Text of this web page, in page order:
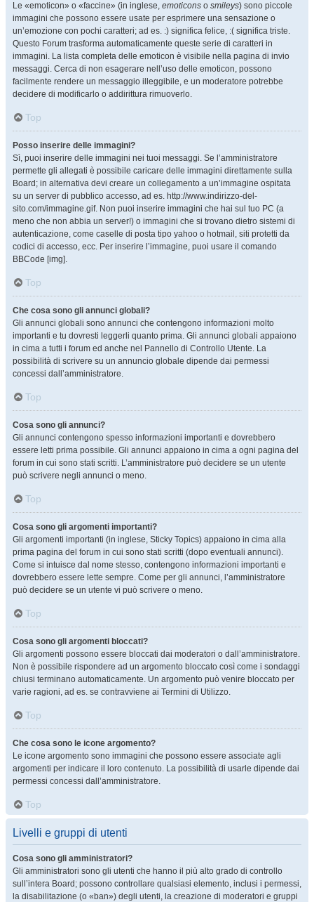
Le «emoticon» o «faccine» (in inglese, emoticons o smileys) sono piccole
immagini che possono essere usate per esprimere una sensazione o
un’emozione con pochi caratteri; ad es. :) significa felice, :( significa triste.
Questo Forum trasforma automaticamente queste serie di caratteri in
immagini. La lista completa delle emoticon è visibile nella pagina di invio
messaggi. Cerca di non esagerare nell’uso delle emoticon, possono
facilmente rendere un messaggio illeggibile, e un moderatore potrebbe
decidere di modificarlo o addirittura rimuoverlo.
Top
Posso inserire delle immagini?
Sì, puoi inserire delle immagini nei tuoi messaggi. Se l’amministratore
permette gli allegati è possibile caricare delle immagini direttamente sulla
Board; in alternativa devi creare un collegamento a un’immagine ospitata
su un server di pubblico accesso, ad es. http://www.indirizzo-del-
sito.com/immagine.gif. Non puoi inserire immagini che hai sul tuo PC (a
meno che non abbia un server!) o immagini che si trovano dietro sistemi di
autenticazione, come caselle di posta tipo yahoo o hotmail, siti protetti da
codici di accesso, ecc. Per inserire l’immagine, puoi usare il comando
BBCode [img].
Top
Che cosa sono gli annunci globali?
Gli annunci globali sono annunci che contengono informazioni molto
importanti e tu dovresti leggerli quanto prima. Gli annunci globali appaiono
in cima a tutti i forum ed anche nel Pannello di Controllo Utente. La
possibilità di scrivere su un annuncio globale dipende dai permessi
concessi dall’amministratore.
Top
Cosa sono gli annunci?
Gli annunci contengono spesso informazioni importanti e dovrebbero
essere letti prima possibile. Gli annunci appaiono in cima a ogni pagina del
forum in cui sono stati scritti. L’amministratore può decidere se un utente
può scrivere negli annunci o meno.
Top
Cosa sono gli argomenti importanti?
Gli argomenti importanti (in inglese, Sticky Topics) appaiono in cima alla
prima pagina del forum in cui sono stati scritti (dopo eventuali annunci).
Come si intuisce dal nome stesso, contengono informazioni importanti e
dovrebbero essere lette sempre. Come per gli annunci, l’amministratore
può decidere se un utente vi può scrivere o meno.
Top
Cosa sono gli argomenti bloccati?
Gli argomenti possono essere bloccati dai moderatori o dall’amministratore.
Non è possibile rispondere ad un argomento bloccato così come i sondaggi
chiusi terminano automaticamente. Un argomento può venire bloccato per
varie ragioni, ad es. se contravviene ai Termini di Utilizzo.
Top
Che cosa sono le icone argomento?
Le icone argomento sono immagini che possono essere associate agli
argomenti per indicare il loro contenuto. La possibilità di usarle dipende dai
permessi concessi dall’amministratore.
Top
Livelli e gruppi di utenti
Cosa sono gli amministratori?
Gli amministratori sono gli utenti che hanno il più alto grado di controllo
sull’intera Board; possono controllare qualsiasi elemento, inclusi i permessi,
la disabilitazione (o «ban») degli utenti, la creazione di moderatori e gruppi